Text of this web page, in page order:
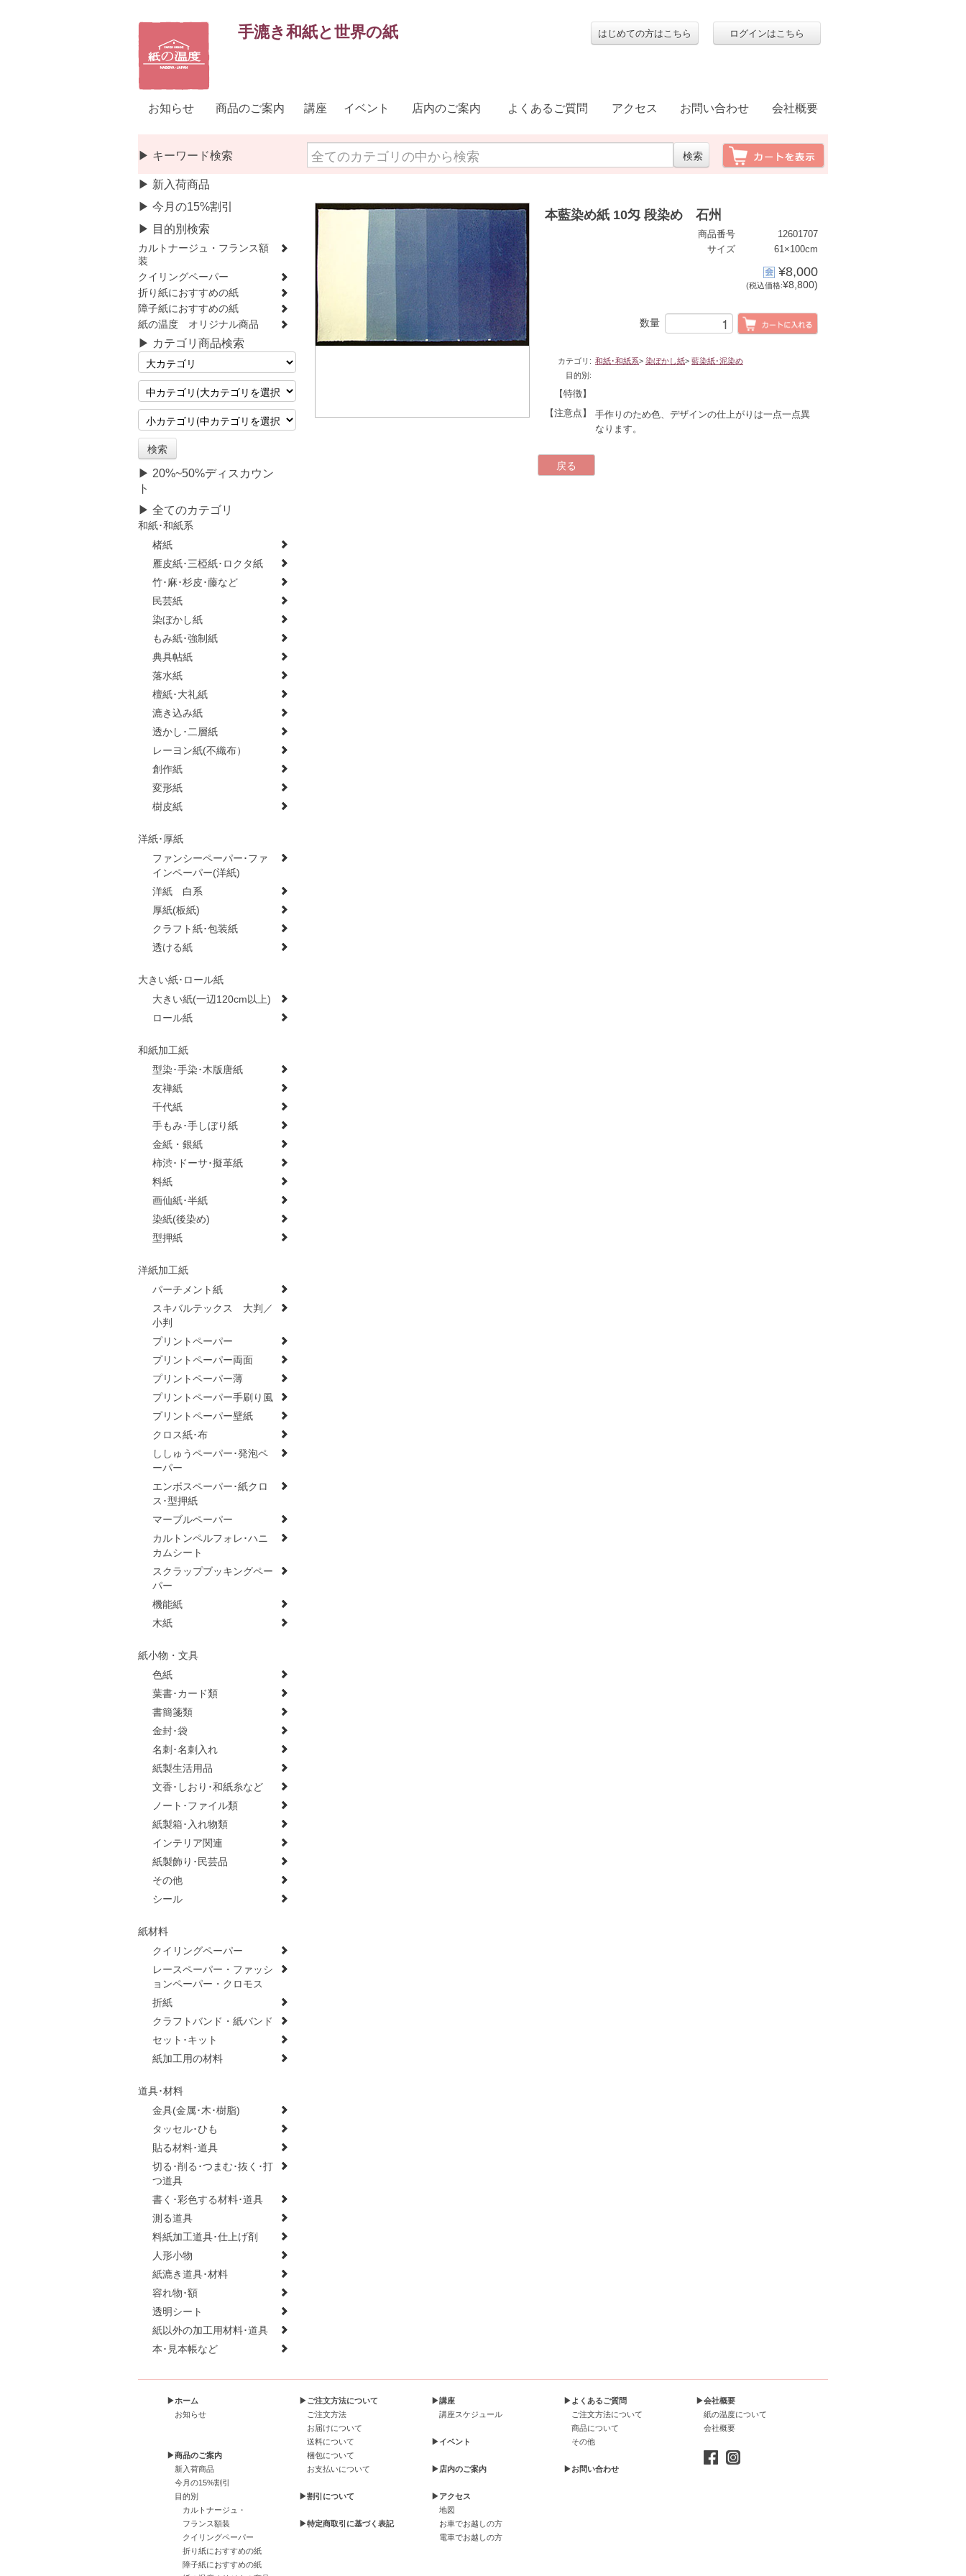
手漉き和紙と世界の紙 ログインはこちら
はじめての方はこちら
お知らせ 商品のご案内 講座 イベント 店内のご案内 よくあるご質問 アクセス お問い合わせ 会社概要
▶ キーワード検索
▶ 新入荷商品
▶ 今月の15%割引
▶ 目的別検索
カルトナージュ・フランス額
装
クイリングペーパー
折り紙におすすめの紙
障子紙におすすめの紙
紙の温度 オリジナル商品
▶ カテゴリ商品検索
▶ 20%~50%ディスカウン
ト
▶ 全てのカテゴリ
和紙･和紙系
楮紙
雁皮紙･三椏紙･ロクタ紙
竹･麻･杉皮･藤など
民芸紙
染ぼかし紙
もみ紙･強制紙
典具帖紙
落水紙
檀紙･大礼紙
漉き込み紙
透かし･二層紙
レーヨン紙(不織布）
創作紙
変形紙
樹皮紙
洋紙･厚紙
ファンシーペーパー･ファ
インペーパー(洋紙)
洋紙 白系
厚紙(板紙)
クラフト紙･包装紙
透ける紙
大きい紙･ロール紙
大きい紙(一辺120cm以上)
ロール紙
和紙加工紙
型染･手染･木版唐紙
友禅紙
千代紙
手もみ･手しぼり紙
金紙・銀紙
柿渋･ドーサ･擬革紙
料紙
画仙紙･半紙
染紙(後染め)
型押紙
洋紙加工紙
パーチメント紙
スキバルテックス 大判／
小判
プリントペーパー
プリントペーパー両面
プリントペーパー薄
プリントペーパー手刷り風
プリントペーパー壁紙
クロス紙･布
ししゅうペーパー･発泡ペ
ーパー
エンボスペーパー･紙クロ
ス･型押紙
マーブルペーパー
カルトンペルフォレ･ハニ
カムシート
スクラップブッキングペー
パー
機能紙
木紙
紙小物・文具
色紙
葉書･カード類
書簡箋類
金封･袋
名刺･名刺入れ
紙製生活用品
文香･しおり･和紙糸など
ノート･ファイル類
紙製箱･入れ物類
インテリア関連
紙製飾り･民芸品
その他
シール
紙材料
クイリングペーパー
レースペーパー・ファッシ
ョンペーパー・クロモス
折紙
クラフトバンド・紙バンド
セット･キット
紙加工用の材料
道具･材料
金具(金属･木･樹脂)
タッセル･ひも
貼る材料･道具
切る･削る･つまむ･抜く･打
つ道具
書く･彩色する材料･道具
測る道具
料紙加工道具･仕上げ剤
人形小物
紙漉き道具･材料
容れ物･額
透明シート
紙以外の加工用材料･道具
本･見本帳など
本藍染め紙 10匁 段染め 石州
12601707
商品番号
61×100cm
サイズ
¥8,000
(税込価格:¥8,800)
数量
カテゴリ: 和紙･和紙系> 染ぼかし紙> 藍染紙･泥染め
目的別:
【特徴】
【注意点】
手作りのため色、デザインの仕上がりは一点一点異
なります。
▶ホーム
お知らせ
▶商品のご案内
新入荷商品
今月の15%割引
目的別
カルトナージュ・
フランス額装
クイリングペーパー
折り紙におすすめの紙
障子紙におすすめの紙
▶ご注文方法について
ご注文方法
お届けについて
送料について
梱包について
お支払いについて
▶割引について
▶特定商取引に基づく表記
▶講座
講座スケジュール
▶イベント
▶店内のご案内
▶アクセス
地図
お車でお越しの方
電車でお越しの方
▶よくあるご質問
ご注文方法について
商品について
その他
▶お問い合わせ
▶会社概要
紙の温度について
会社概要